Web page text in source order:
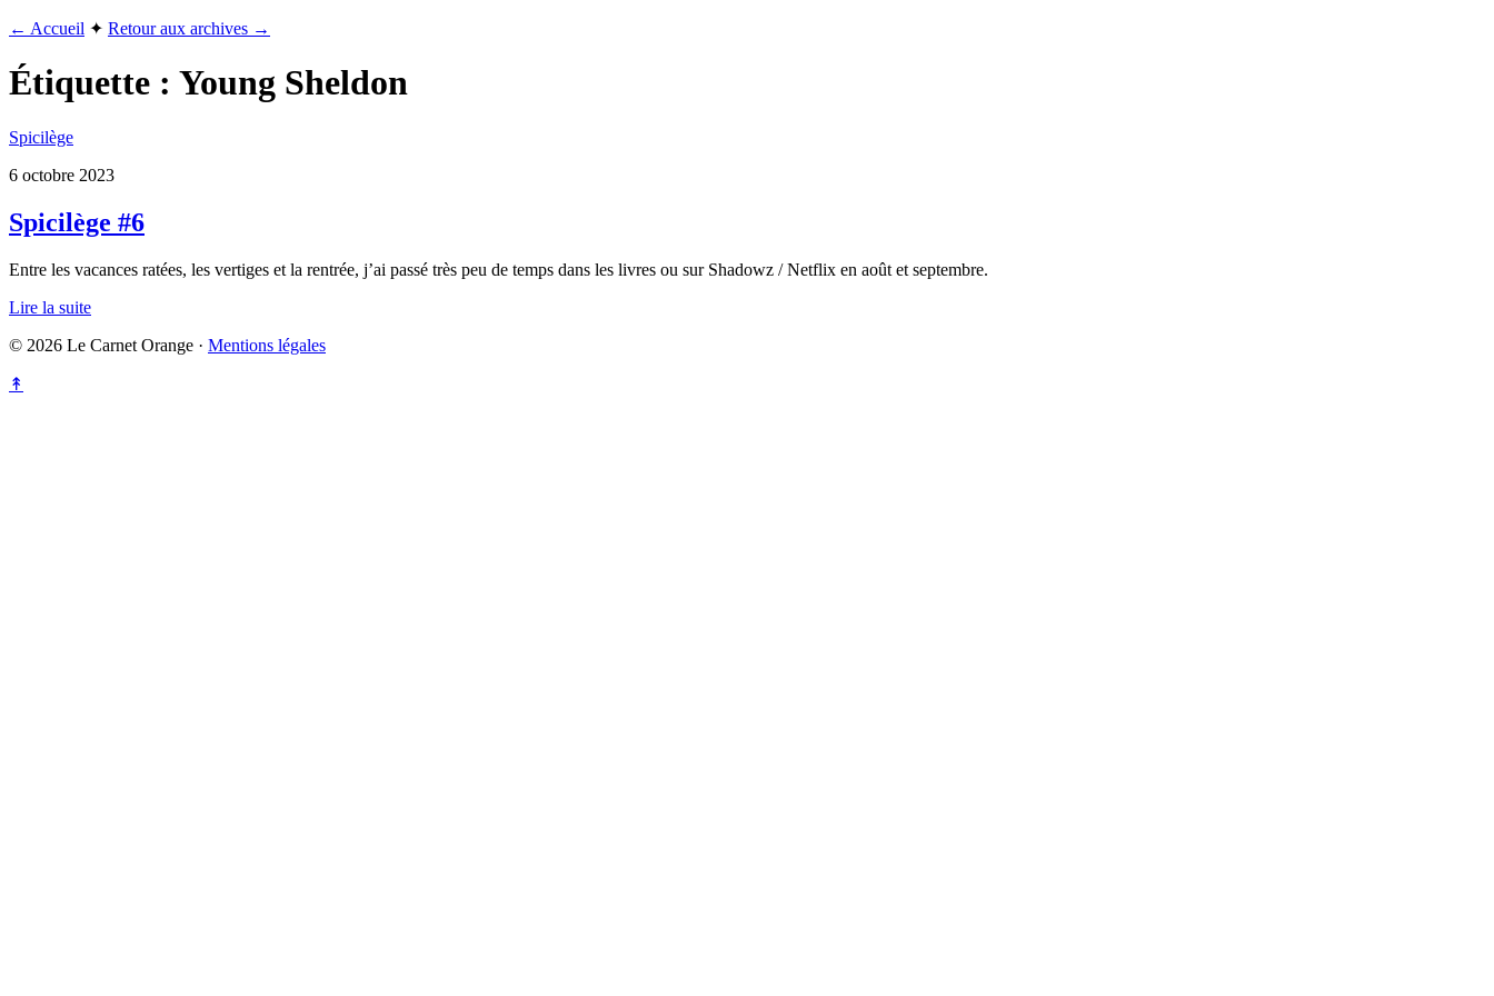
← Accueil ✦ Retour aux archives →
Étiquette : Young Sheldon
Spicilège
6 octobre 2023
Spicilège #6
Entre les vacances ratées, les vertiges et la rentrée, j’ai passé très peu de temps dans les livres ou sur Shadowz / Netflix en août et septembre.
Lire la suite
© 2026 Le Carnet Orange · Mentions légales
↟